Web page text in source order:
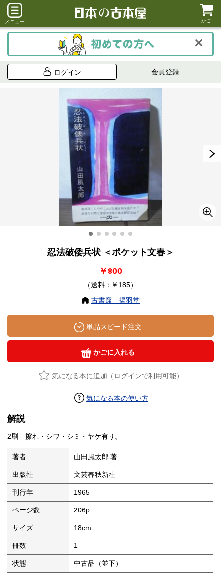
メニュー かご
ログイン 会員登録
忍法破倭兵状 ＜ポケット文春＞
￥800
（送料：￥185）
古書窟 揚羽堂
単品スピード注文
かごに入れる
気になる本に追加（ログインで利用可能）
気になる本の使い方
解説
2刷 擦れ・シワ・シミ・ヤケ有り。
著者 山田風太郎 著
出版社 文芸春秋新社
刊行年 1965
ページ数 206p
サイズ 18cm
冊数 1
状態 中古品（並下）